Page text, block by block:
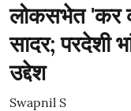
लोकसभेत 'कर
सादर; परदेशी
उद्देश
Swapnil S